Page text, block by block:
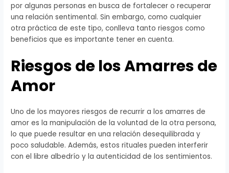
por algunas personas en busca de fortalecer o recuperar
una relación sentimental. Sin embargo, como cualquier
otra práctica de este tipo, conlleva tanto riesgos como
beneficios que es importante tener en cuenta.
Riesgos de los Amarres de
Amor
Uno de los mayores riesgos de recurrir a los amarres de
amor es la manipulación de la voluntad de la otra persona,
lo que puede resultar en una relación desequilibrada y
poco saludable. Además, estos rituales pueden interferir
con el libre albedrío y la autenticidad de los sentimientos.